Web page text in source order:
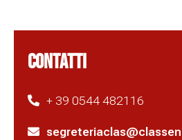
CONTATTI
+ 39 0544 482116